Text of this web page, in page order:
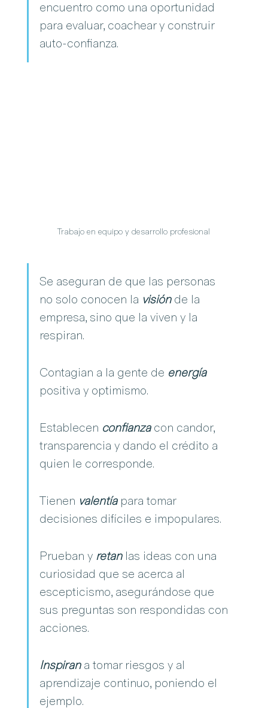
encuentro como una oportunidad
para evaluar, coachear y construir
auto-confianza.
Trabajo en equipo y desarrollo profesional
Se aseguran de que las personas
no solo conocen la visión de la
empresa, sino que la viven y la
respiran.
Contagian a la gente de energía
positiva y optimismo.
Establecen confianza con candor,
transparencia y dando el crédito a
quien le corresponde.
Tienen valentía para tomar
decisiones difíciles e impopulares.
Prueban y retan las ideas con una
curiosidad que se acerca al
escepticismo, asegurándose que
sus preguntas son respondidas con
acciones.
Inspiran a tomar riesgos y al
aprendizaje continuo, poniendo el
ejemplo.